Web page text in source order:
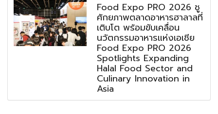
Food Expo PRO 2026 ชู
ศักยภาพตลาดอาหารฮาลาลที่
เติบโต พร้อมขับเคลื่อน
นวัตกรรมอาหารแห่งเอเชีย
Food Expo PRO 2026
Spotlights Expanding
Halal Food Sector and
Culinary Innovation in
Asia